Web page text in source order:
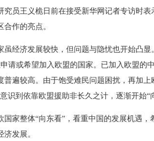
究员王义桅日前在接受新华网记者专访时
作的亮点。
经济发展较快，但问题与隐忧也开始凸显
请或希望加入欧盟的国家。已加入欧盟的
普遍较高。由于饱受难民问题困扰，再加
识到依靠欧盟援助非长久之计，逐渐开始“
家整体“向东看”，看重中国的发展机遇，
发展。